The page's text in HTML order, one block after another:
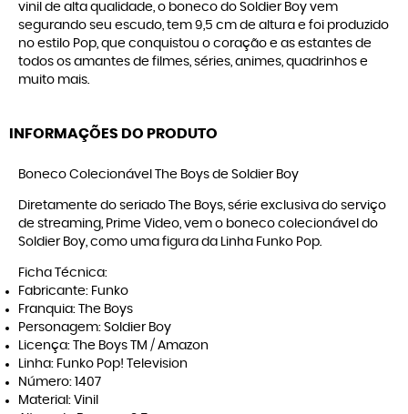
vinil de alta qualidade, o boneco do Soldier Boy vem
segurando seu escudo, tem 9,5 cm de altura e foi produzido
no estilo Pop, que conquistou o coração e as estantes de
todos os amantes de filmes, séries, animes, quadrinhos e
muito mais.
INFORMAÇÕES DO PRODUTO
Boneco Colecionável The Boys de Soldier Boy
Diretamente do seriado The Boys, série exclusiva do serviço
de streaming, Prime Video, vem o boneco colecionável do
Soldier Boy, como uma figura da Linha Funko Pop.
Ficha Técnica:
Fabricante: Funko
Franquia: The Boys
Personagem: Soldier Boy
Licença: The Boys TM / Amazon
Linha: Funko Pop! Television
Número: 1407
Material: Vinil